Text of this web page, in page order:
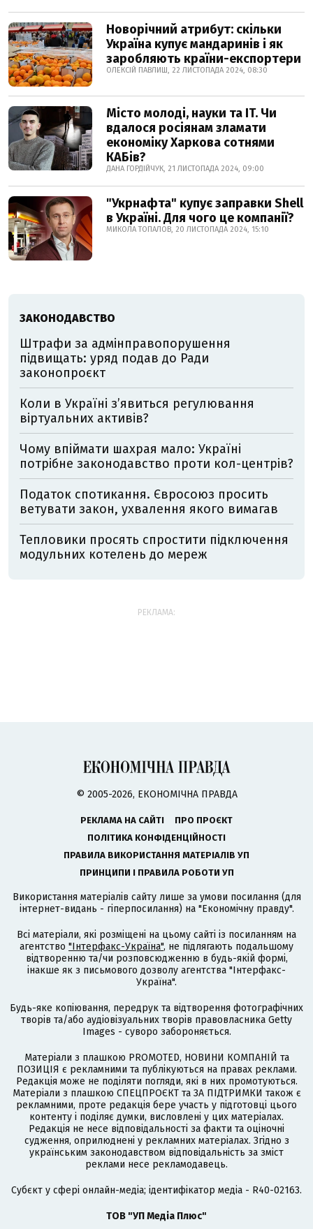
Новорічний атрибут: скільки
Україна купує мандаринів і як
заробляють країни-експортери
ОЛЕКСІЙ ПАВЛИШ, 22 ЛИСТОПАДА 2024, 08:30
Місто молоді, науки та IT. Чи
вдалося росіянам зламати
економіку Харкова сотнями
КАБів?
ДАНА ГОРДІЙЧУК, 21 ЛИСТОПАДА 2024, 09:00
"Укрнафта" купує заправки Shell
в Україні. Для чого це компанії?
МИКОЛА ТОПАЛОВ, 20 ЛИСТОПАДА 2024, 15:10
ЗАКОНОДАВСТВО
Штрафи за адмінправопорушення
підвищать: уряд подав до Ради
законопроєкт
Коли в Україні з’явиться регулювання
віртуальних активів?
Чому впіймати шахрая мало: Україні
потрібне законодавство проти кол-центрів?
Податок спотикання. Євросоюз просить
ветувати закон, ухвалення якого вимагав
Тепловики просять спростити підключення
модульних котелень до мереж
РЕКЛАМА:
© 2005-2026, ЕКОНОМІЧНА ПРАВДА
РЕКЛАМА НА САЙТІ
ПРО ПРОЄКТ
ПОЛІТИКА КОНФІДЕНЦІЙНОСТІ
ПРАВИЛА ВИКОРИСТАННЯ МАТЕРІАЛІВ УП
ПРИНЦИПИ І ПРАВИЛА РОБОТИ УП
Використання матеріалів сайту лише за умови посилання (для
інтернет-видань - гіперпосилання) на "Економічну правду".
Всі матеріали, які розміщені на цьому сайті із посиланням на
агентство "Інтерфакс-Україна", не підлягають подальшому
відтворенню та/чи розповсюдженню в будь-якій формі,
інакше як з письмового дозволу агентства "Інтерфакс-
Україна".
Будь-яке копіювання, передрук та відтворення фотографічних
творів та/або аудіовізуальних творів правовласника Getty
Images - суворо забороняється.
Матеріали з плашкою PROMOTED, НОВИНИ КОМПАНІЙ та
ПОЗИЦІЯ є рекламними та публікуються на правах реклами.
Редакція може не поділяти погляди, які в них промотуються.
Матеріали з плашкою СПЕЦПРОЄКТ та ЗА ПІДТРИМКИ також є
рекламними, проте редакція бере участь у підготовці цього
контенту і поділяє думки, висловлені у цих матеріалах.
Редакція не несе відповідальності за факти та оціночні
судження, оприлюднені у рекламних матеріалах. Згідно з
українським законодавством відповідальність за зміст
реклами несе рекламодавець.
Cубєкт у сфері онлайн-медіа; ідентифікатор медіа - R40-02163.
ТОВ "УП Медіа Плюс"